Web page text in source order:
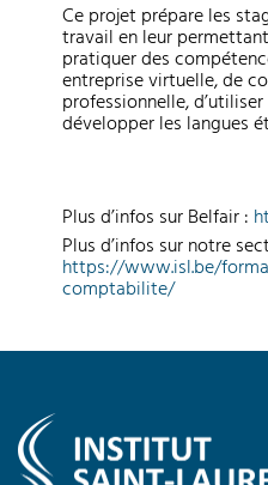
Ce projet prépare les
travail en leur
pratiquer des
entreprise virtuelle, de
professionnelle,
développer les langues
Plus d’infos sur Belfair :
Plus d’infos sur notre
https://www.isl.be/
comptabilite/